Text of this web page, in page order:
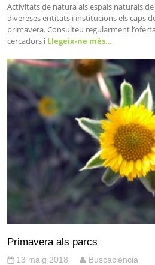
Activitats de natura als espais naturals
divereses entitats i institucions els caps
primavera. Consulteu regularment
cercadors i Llegeix-ne més…
Primavera als parcs
13 maig 2018 Buscaciència